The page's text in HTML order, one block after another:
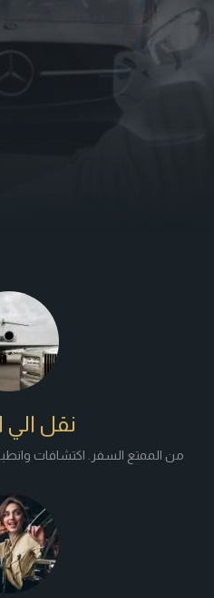
نقل الي
من الممتع السفر. اكتشافات